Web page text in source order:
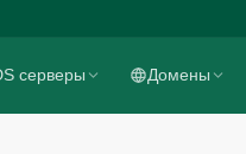
серверы Домены